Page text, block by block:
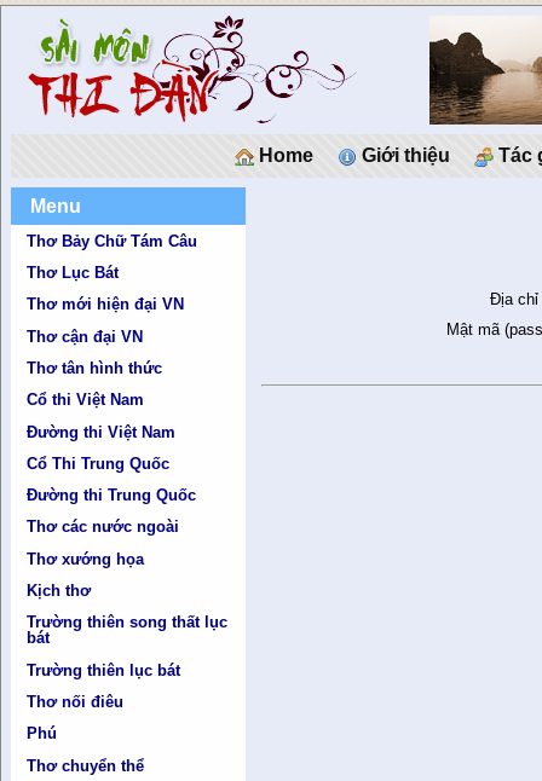
Home Giới thiệu Tác
Menu
Thơ Bảy Chữ Tám Câu
Thơ Lục Bát
Thơ mới hiện đại VN
Thơ cận đại VN
Thơ tân hình thức
Cổ thi Việt Nam
Đường thi Việt Nam
Cổ Thi Trung Quốc
Đường thi Trung Quốc
Thơ các nước ngoài
Thơ xướng họa
Kịch thơ
Trường thiên song thất lục
bát
Trường thiên lục bát
Thơ nối điêu
Phú
Thơ chuyển thể
Địa chỉ
Mật mã